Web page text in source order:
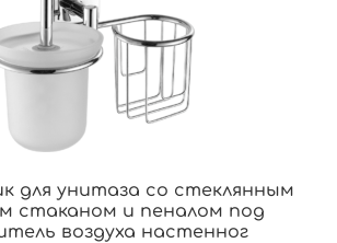
для унитаза со стеклянным
стаканом и пеналом под
воздуха настенног